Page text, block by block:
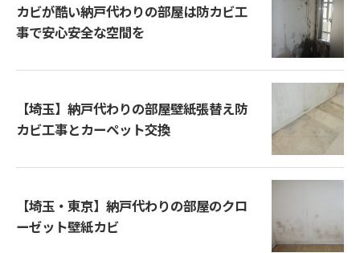
カビが酷い納戸代わりの部屋は防カビ工
事で安心安全な空間を
【埼玉】納戸代わりの部屋壁紙張替え防
カビ工事とカーペット交換
【埼玉・東京】納戸代わりの部屋のクロ
ーゼット壁紙カビ